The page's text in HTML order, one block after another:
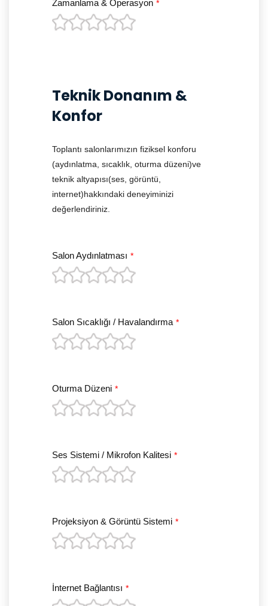
Zamanlama & Operasyon *
Teknik Donanım &
Konfor
Toplantı salonlarımızın fiziksel konforu
(aydınlatma, sıcaklık, oturma düzeni)ve
teknik altyapısı(ses, görüntü,
internet)hakkındaki deneyiminizi
değerlendiriniz.
Salon Aydınlatması *
Salon Sıcaklığı / Havalandırma *
Oturma Düzeni *
Ses Sistemi / Mikrofon Kalitesi *
Projeksiyon & Görüntü Sistemi *
İnternet Bağlantısı *